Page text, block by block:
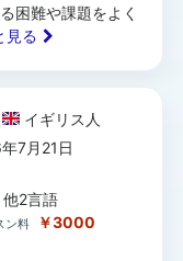
困難や課題をよく
見る
イギリス 人
7月21日
2言語
ン料 ￥3000